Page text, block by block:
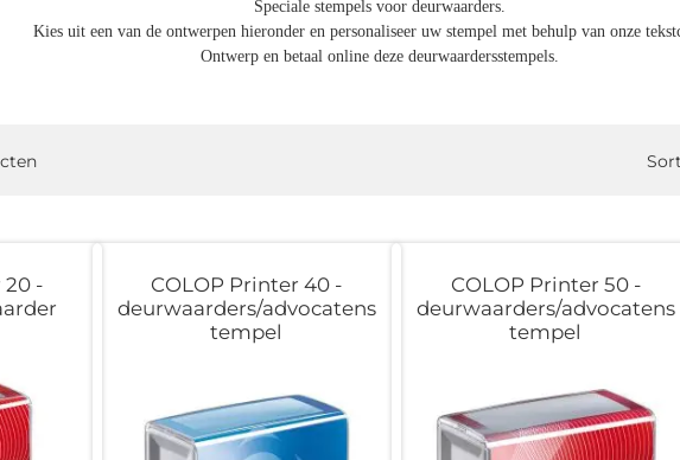
Speciale stempels voor deurwaarders.
Kies uit een van de ontwerpen hieronder en personaliseer uw stempel met behulp van onze
Ontwerp en betaal online deze deurwaardersstempels.
20 -
COLOP Printer 40 -
deurwaarders/advocatens
tempel
COLOP Printer 50 -
deurwaarders/advocatens
tempel